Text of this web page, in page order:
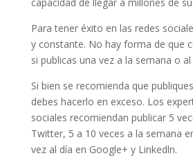
Para tener éxito en las redes
y constante. No hay forma de que
si publicas una vez a la semana o al
Si bien se recomienda que
debes hacerlo en exceso. Los
sociales recomiendan publicar 5
Twitter, 5 a 10 veces a la semana
vez al día en Google+ y Linkedln.